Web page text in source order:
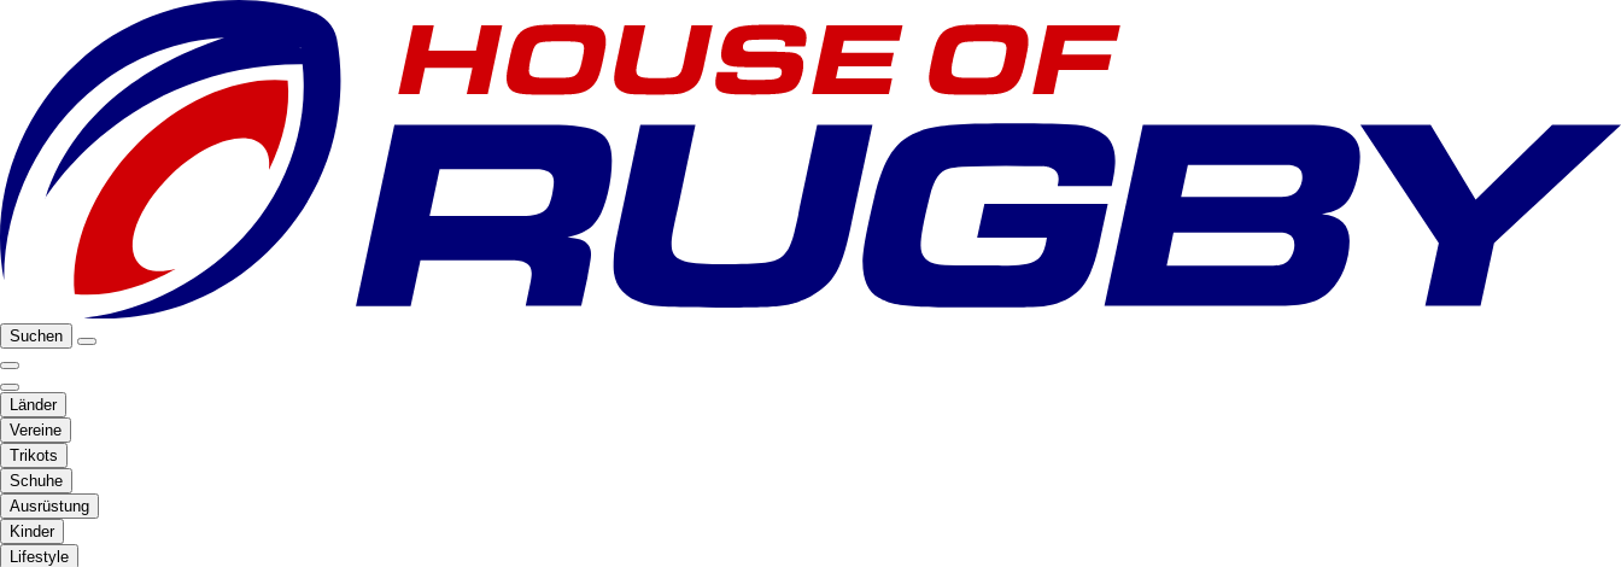
Suchen
Länder
Vereine
Trikots
Schuhe
Ausrüstung
Kinder
Lifestyle